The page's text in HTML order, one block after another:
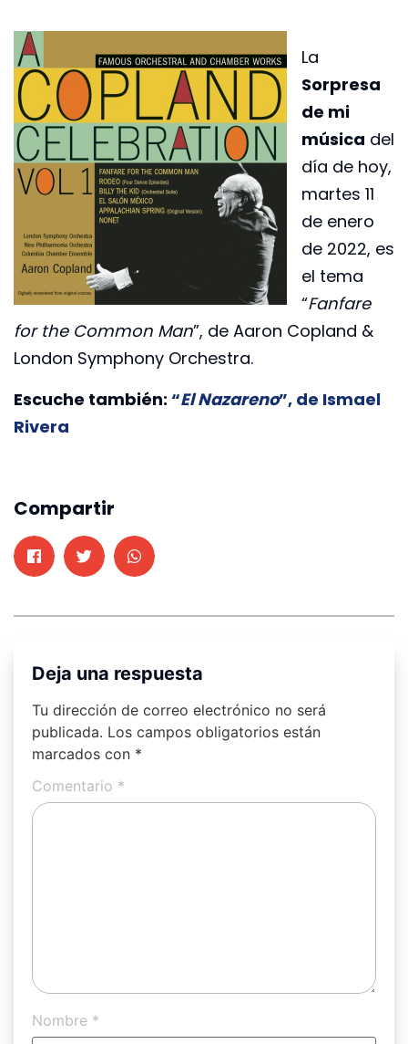
La
Sorpresa
de mi
música del
día de hoy,
martes 11
de enero
de 2022, es
el tema
“Fanfare
for the Common Man”, de Aaron Copland &
London Symphony Orchestra.
Escuche también: “El Nazareno”, de Ismael
Rivera
Compartir
Deja una respuesta
Tu dirección de correo electrónico no será
publicada. Los campos obligatorios están
marcados con *
Comentario *
Nombre *